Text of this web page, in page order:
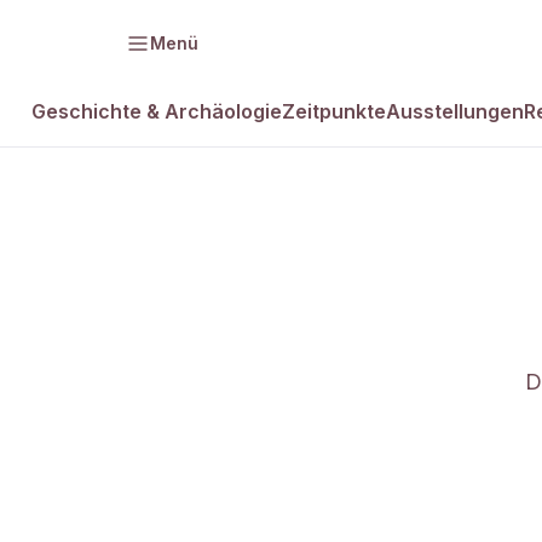
Menü
Geschichte & ArchäologieZeitpunkteAusstellungen